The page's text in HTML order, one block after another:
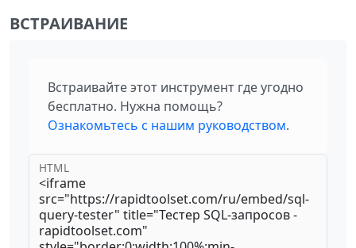
ВСТРАИВАНИЕ
Встраивайте этот инструмент где угодно
бесплатно. Нужна помощь?
Ознакомьтесь с нашим руководством.
HTML